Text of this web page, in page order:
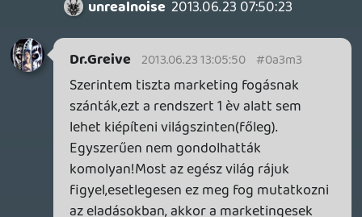
ugrabugrálni egy TV előtt? Én nem. Eddig
sem, és a jövőben sem. Ha annyira
már kiderült volna az 1.0-ból is... De nem,
nudli az egész. Bohóckodás. Akár kötelező,
akár nem.
A Kinect-et ti most komolyan elhiszitek,
hogy a játékok miatt eröltetik? És a
Skype?! Tök egyértelmű, hogy azt a
kommunikációs csatornát szeretné a
Microsoft nyomatni, előtérbe helyezni. Ez